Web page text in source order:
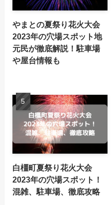
やまとの夏祭り花火大会
2023年の穴場スポット地
元民が徹底解説！駐車場
や屋台情報も
白橿町夏祭り花火大会
2023年の穴場スポット！
混雑、駐車場、徹底攻略